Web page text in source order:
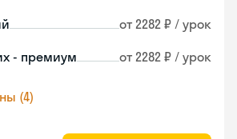
от 2282 ₽ / урок
- премиум от 2282 ₽ / урок
(4)